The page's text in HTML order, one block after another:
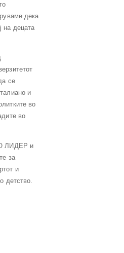
дека
на децата
се
и
во
во
ЛИДЕР и
за
и
детство.